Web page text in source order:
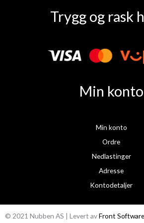
c
b
o
n
s
g
m
Trygg og rask
Min konto
Min konto
Ordre
Nedlastinger
Adresse
Kontodetaljer
© 2021 Nubben AS | Levert avFront